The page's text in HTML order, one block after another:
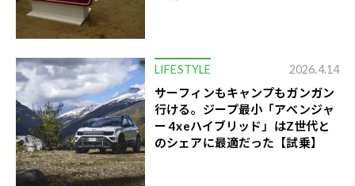
LIFESTYLE 2026.4.14
サーフィンもキャンプもガンガン
行ける。ジープ最小「アべンジャ
ー 4xeハイブリッド」はZ世代と
のシェアに最適だった【試乗】